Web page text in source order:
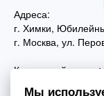
Адреса:
г. Химки,
г. Москва, ул.
Контактный номер:
Мы